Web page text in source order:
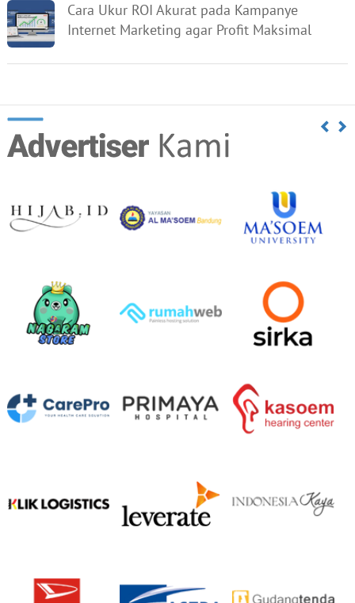
Cara Ukur ROI Akurat pada Kampanye
Internet Marketing agar Profit Maksimal